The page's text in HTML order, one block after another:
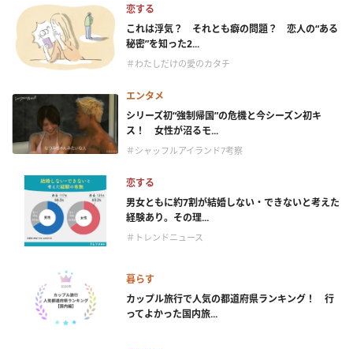
恋する
これは浮気？ それとも癖の問題？ 恋人の“ある
秘密”を知った2...
＃わたしだけの愛のカタチ
エンタメ
シリーズ初“強制帰国”の危機と今シーズン初キ
ス！ 女性が沼るモ...
＃シャッフルアイランド7考察
恋する
男女ともに約7割が結婚しない・できないと考えた
経験あり。その理...
＃トレンドニュース
暮らす
カップル旅行で人気の都道府県ランキング！ 行
ってよかった国内旅...